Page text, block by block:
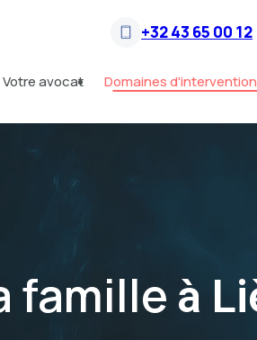
+32 43 65 00 12
Votre avocat Domaines d'intervention
famille à